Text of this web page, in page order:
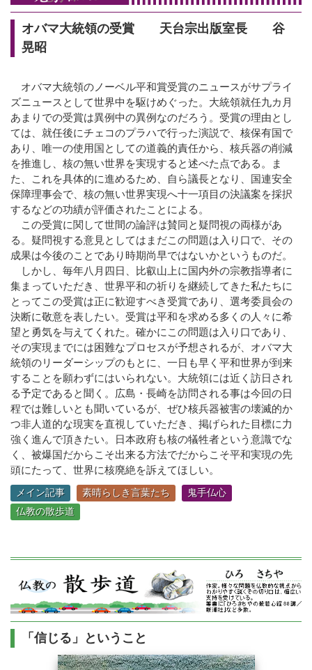
オバマ大統領の受賞 天台宗出版室長 谷
晃昭
オバマ大統領のノーベル平和賞受賞のニュースがサプライ
ズニュースとして世界中を駆けめぐった。大統領就任九カ月
あまりでの受賞は異例中の異例なのだろう。受賞の理由とし
ては、就任後にチェコのプラハで行った演説で、核保有国で
あり、唯一の使用国としての道義的責任から、核兵器の削減
を推進し、核の無い世界を実現すると述べた点である。ま
た、これを具体的に進めるため、自ら議長となり、国連安全
保障理事会で、核の無い世界実現へ十一項目の決議案を採択
するなどの功績が評価されたことによる。
この受賞に関して世間の論評は賛同と疑問視の両様があ
る。疑問視する意見としてはまだこの問題は入り口で、その
成果は今後のことであり時期尚早ではないかというものだ。
しかし、毎年八月四日、比叡山上に国内外の宗教指導者に
集まっていただき、世界平和の祈りを継続してきた私たちに
とってこの受賞は正に歓迎すべき受賞であり、選考委員会の
決断に敬意を表したい。受賞は平和を求める多くの人々に希
望と勇気を与えてくれた。確かにこの問題は入り口であり、
その実現までには困難なプロセスが予想されるが、オバマ大
統領のリーダーシップのもとに、一日も早く平和世界が到来
することを願わずにはいられない。大統領には近く訪日され
る予定であると聞く。広島・長崎を訪問される事は今回の日
程では難しいとも聞いているが、ぜひ核兵器被害の壊滅的か
つ非人道的な現実を直視していただき、掲げられた目標に力
強く進んで頂きたい。日本政府も核の犠牲者という意識でな
く、被爆国だからこそ出来る方法でだからこそ平和実現の先
頭にたって、世界に核廃絶を訴えてほしい。
メイン記事 素晴らしき言葉たち
鬼手仏心
仏教の散歩道
「信じる」ということ